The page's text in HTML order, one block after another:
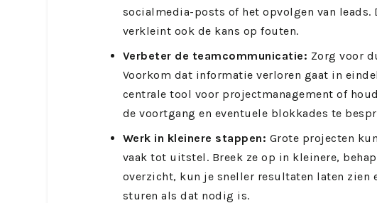
socialmedia-posts of het opvolgen van
verkleint ook de kans op fouten.
Verbeter de teamcommunicatie: Zorg voor
Voorkom dat informatie verloren gaat in
centrale tool voor projectmanagement of
de voortgang en eventuele blokkades te
Werk in kleinere stappen: Grote projecten
vaak tot uitstel. Breek ze op in kleinere,
overzicht, kun je sneller resultaten laten zien
sturen als dat nodig is.